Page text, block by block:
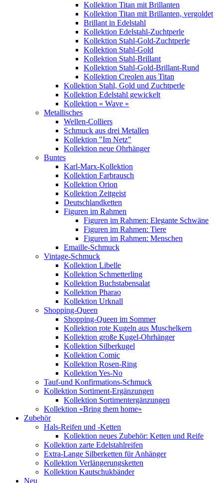
Kollektion Titan mit Brillanten
Kollektion Titan mit Brillanten, vergoldet
Brillant in Edelstahl
Kollektion Edelstahl-Zuchtperle
Kollektion Stahl-Gold-Zuchtperle
Kollektion Stahl-Gold
Kollektion Stahl-Brillant
Kollektion Stahl-Gold-Brillant-Rund
Kollektion Creolen aus Titan
Kollektion Stahl, Gold und Zuchtperle
Kollektion Edelstahl gewickelt
Kollektion « Wave »
Metallisches
Wellen-Colliers
Schmuck aus drei Metallen
Kollektion "Im Netz"
Kollektion neue Ohrhänger
Buntes
Karl-Marx-Kollektion
Kollektion Farbrausch
Kollektion Orion
Kollektion Zeitgeist
Deutschlandketten
Figuren im Rahmen
Figuren im Rahmen: Elegante Schwäne
Figuren im Rahmen: Tiere
Figuren im Rahmen: Menschen
Emaille-Schmuck
Vintage-Schmuck
Kollektion Libelle
Kollektion Schmetterling
Kollektion Buchstabensalat
Kollektion Pharao
Kollektion Urknall
Shopping-Queen
Shopping-Queen im Sommer
Kollektion rote Kugeln aus Muschelkern
Kollektion große Kugel-Ohrhänger
Kollektion Silberkugel
Kollektion Comic
Kollektion Rosen-Ring
Kollektion Yes-No
Tauf-und Konfirmations-Schmuck
Kollektion Sortiment-Ergänzungen
Kollektion Sortimentergänzungen
Kollektion «Bring them home»
Zubehör
Hals-Reifen und -Ketten
Kollektion neues Zubehör: Ketten und Reife
Kollektion zarte Edelstahlreifen
Extra-Lange Silberketten für Anhänger
Kollektion Verlängerungsketten
Kollektion Kautschukbänder
Neu